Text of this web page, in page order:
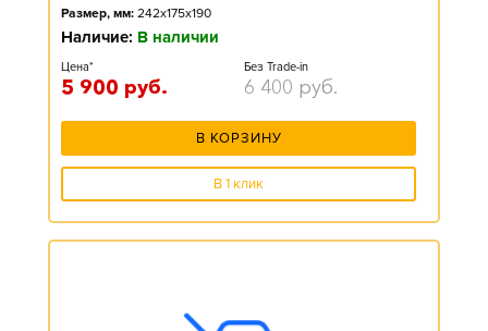
Размер, мм: 242x175x190
Наличие: В наличии
Цена*
5 900 руб.
Без Trade-in
6 400 руб.
В КОРЗИНУ
В 1 клик